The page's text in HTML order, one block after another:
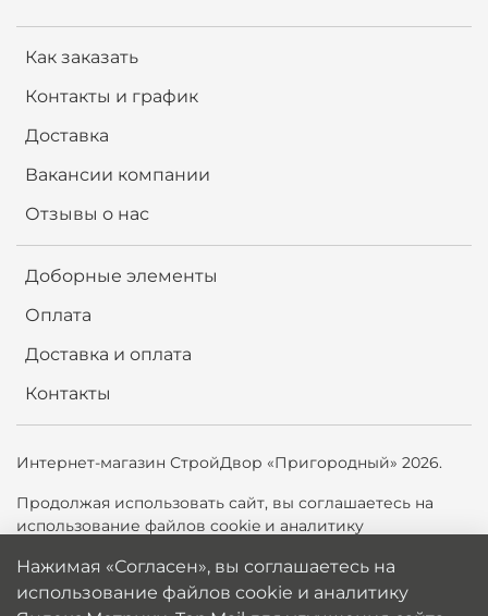
Как заказать
Контакты и график
Доставка
Вакансии компании
Отзывы о нас
Доборные элементы
Оплата
Доставка и оплата
Контакты
Интернет-магазин СтройДвор «Пригородный» 2026.
Продолжая использовать сайт, вы соглашаетесь на
использование файлов cookie и аналитику
можете отключить cookie в настройках браузера.
Политика обработки персональных данных
Нажимая «Согласен», вы соглашаетесь на
использование файлов cookie и аналитику